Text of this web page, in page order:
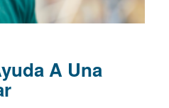
A Una